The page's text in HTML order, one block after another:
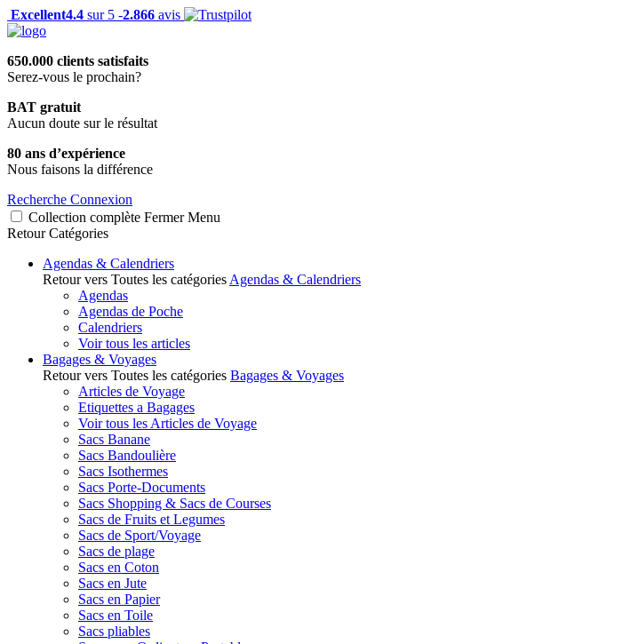
Excellent4.4 sur 5 -2.866 avis
650.000 clients satisfaits
Serez-vous le prochain?
BAT gratuit
Aucun doute sur le résultat
80 ans d’expérience
Nous faisons la différence
Recherche Connexion
Collection complète Fermer Menu
Retour Catégories
Agendas & Calendriers
Retour vers Toutes les catégories Agendas & Calendriers
Agendas
Agendas de Poche
Calendriers
Voir tous les articles
Bagages & Voyages
Retour vers Toutes les catégories Bagages & Voyages
Articles de Voyage
Etiquettes a Bagages
Voir tous les Articles de Voyage
Sacs Banane
Sacs Bandoulière
Sacs Isothermes
Sacs Porte-Documents
Sacs Shopping & Sacs de Courses
Sacs de Fruits et Legumes
Sacs de Sport/Voyage
Sacs de plage
Sacs en Coton
Sacs en Jute
Sacs en Papier
Sacs en Toile
Sacs pliables